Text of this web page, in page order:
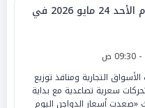
أسعار الدواجن اليوم الأحد 24 مايو 2026 في
التجارية ومنافذ توزيع
سعرية تصاعدية مع بداية
«صعدت أسعار الدواجن اليوم